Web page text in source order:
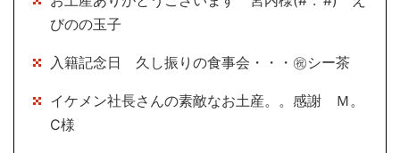
びのの玉子
入籍記念日 久し振りの食事会・・・㊗シー茶
イケメン社長さんの素敵なお土産。。感謝 Ｍ。
Ⅽ様